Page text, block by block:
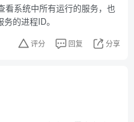
看系统中所有运行的服务，也
的进程ID。
评分 回复 分享